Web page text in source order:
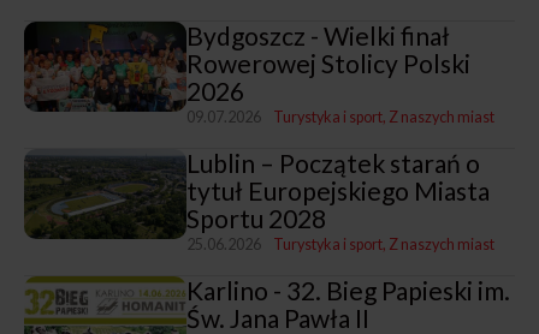
Bydgoszcz - Wielki finał
Rowerowej Stolicy Polski
2026
09.07.2026 Turystyka i sport Z naszych miast
Lublin – Początek starań o
tytuł Europejskiego Miasta
Sportu 2028
25.06.2026 Turystyka i sport Z naszych miast
Karlino - 32. Bieg Papieski im.
Św. Jana Pawła II